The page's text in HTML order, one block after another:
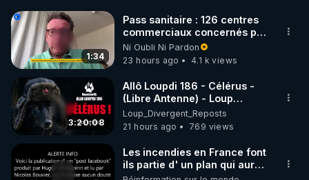
1:34
Pass sanitaire : 126 centres
commerciaux concernés par
l'obligation dans toute la
France
Ni Oubli Ni Pardon
23 hours ago
4.1 k views
3:20:08
Allô Loupdi 186 - Célérus -
(Libre Antenne) - Loup
Divergent 2026.08.06
Loup_Divergent_Reposts
21 hours ago
769 views
Les incendies en France font
ils partie d' un plan qui aurait
débuté le 11 septembre 2001